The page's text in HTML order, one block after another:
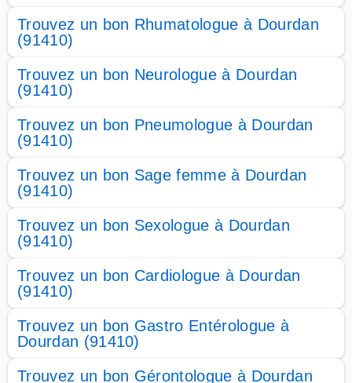
Trouvez un bon Rhumatologue à Dourdan
(91410)
Trouvez un bon Neurologue à Dourdan
(91410)
Trouvez un bon Pneumologue à Dourdan
(91410)
Trouvez un bon Sage femme à Dourdan
(91410)
Trouvez un bon Sexologue à Dourdan
(91410)
Trouvez un bon Cardiologue à Dourdan
(91410)
Trouvez un bon Gastro Entérologue à
Dourdan (91410)
Trouvez un bon Gérontologue à Dourdan